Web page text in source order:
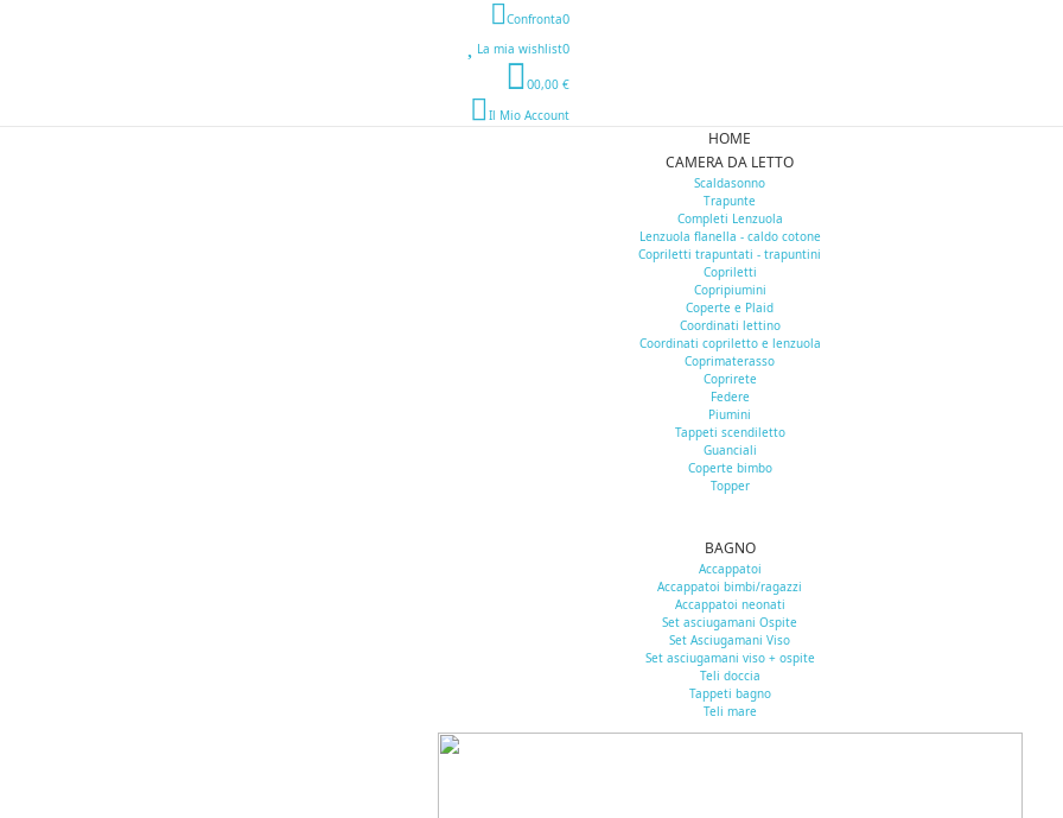
Confronta0
La mia wishlist0
00,00 €
Il Mio Account
HOME
CAMERA DA LETTO
Scaldasonno
Trapunte
Completi Lenzuola
Lenzuola flanella - caldo cotone
Copriletti trapuntati - trapuntini
Copriletti
Copripiumini
Coperte e Plaid
Coordinati lettino
Coordinati copriletto e lenzuola
Coprimaterasso
Coprirete
Federe
Piumini
Tappeti scendiletto
Guanciali
Coperte bimbo
Topper
BAGNO
Accappatoi
Accappatoi bimbi/ragazzi
Accappatoi neonati
Set asciugamani Ospite
Set Asciugamani Viso
Set asciugamani viso + ospite
Teli doccia
Tappeti bagno
Teli mare